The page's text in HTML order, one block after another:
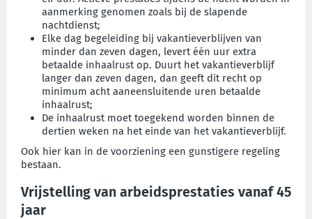
aanmerking genomen zoals bij de slapende
nachtdienst;
Elke dag begeleiding bij vakantieverblijven van
minder dan zeven dagen, levert één uur extra
betaalde inhaalrust op. Duurt het vakantieverblijf
langer dan zeven dagen, dan geeft dit recht op
minimum acht aaneensluitende uren betaalde
inhaalrust;
De inhaalrust moet toegekend worden binnen de
dertien weken na het einde van het vakantieverblijf.
Ook hier kan in de voorziening een gunstigere regeling
bestaan.
Vrijstelling van arbeidsprestaties vanaf 45
jaar